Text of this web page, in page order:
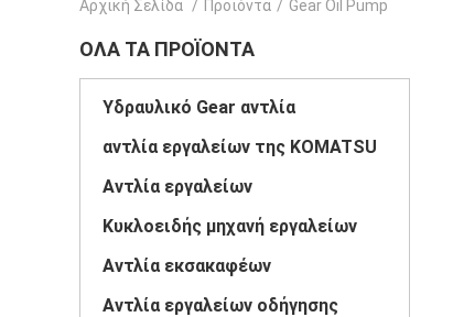
Αρχική Σελίδα / Προϊόντα / Gear Oil Pump
ΌΛΑ ΤΑ ΠΡΟΪΌΝΤΑ
Υδραυλικό Gear αντλία
αντλία εργαλείων της KOMATSU
Αντλία εργαλείων
Κυκλοειδής μηχανή εργαλείων
Αντλία εκσακαφέων
Αντλία εργαλείων οδήγησης